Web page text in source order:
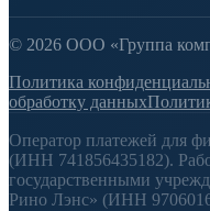
© 2026 ООО «Группа
Политика
обработку данных
Оператор платежей для
(ИНН 741856435182).
государственными
Рино Лэнс» (ИНН